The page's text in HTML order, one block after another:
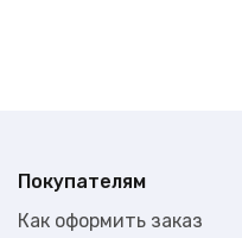
Покупателям
Как оформить заказ